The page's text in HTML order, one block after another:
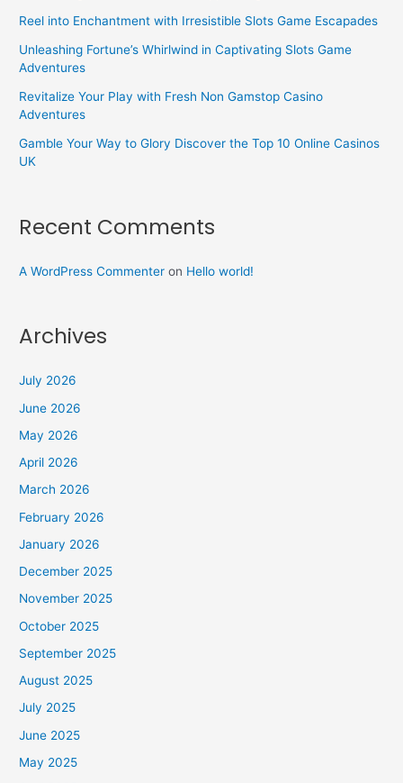
Reel into Enchantment with Irresistible Slots Game Escapades
Unleashing Fortune’s Whirlwind in Captivating Slots Game
Adventures
Revitalize Your Play with Fresh Non Gamstop Casino
Adventures
Gamble Your Way to Glory Discover the Top 10 Online Casinos
UK
Recent Comments
A WordPress Commenter on Hello world!
Archives
July 2026
June 2026
May 2026
April 2026
March 2026
February 2026
January 2026
December 2025
November 2025
October 2025
September 2025
August 2025
July 2025
June 2025
May 2025